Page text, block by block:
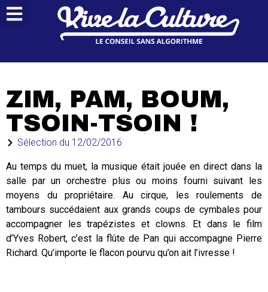
ZIM, PAM, BOUM,
TSOIN-TSOIN !
Sélection du 12/02/2016
Au temps du muet, la musique était jouée en direct dans la
salle par un orchestre plus ou moins fourni suivant les
moyens du propriétaire. Au cirque, les roulements de
tambours succédaient aux grands coups de cymbales pour
accompagner les trapézistes et clowns. Et dans le film
d’Yves Robert, c’est la flûte de Pan qui accompagne Pierre
Richard. Qu’importe le flacon pourvu qu’on ait l’ivresse !